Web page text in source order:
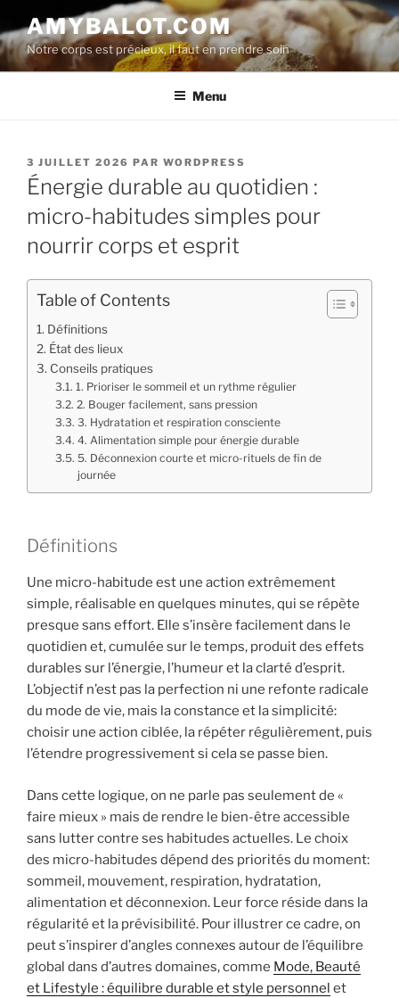
au
contenu
principal
AMYBALOT.COM
Notre corps est précieux, il faut en prendre soin
Menu
PUBLIÉ
LE
3 JUILLET 2026 PAR WORDPRESS
Énergie durable au quotidien :
micro-habitudes simples pour
nourrir corps et esprit
Table of Contents
Définitions
État des lieux
Conseils pratiques
1. Prioriser le sommeil et un rythme régulier
2. Bouger facilement, sans pression
3. Hydratation et respiration consciente
4. Alimentation simple pour énergie durable
5. Déconnexion courte et micro-rituels de fin de
journée
Définitions
Une micro-habitude est une action extrêmement
simple, réalisable en quelques minutes, qui se répète
presque sans effort. Elle s’insère facilement dans le
quotidien et, cumulée sur le temps, produit des effets
durables sur l’énergie, l’humeur et la clarté d’esprit.
L’objectif n’est pas la perfection ni une refonte radicale
du mode de vie, mais la constance et la simplicité:
choisir une action ciblée, la répéter régulièrement, puis
l’étendre progressivement si cela se passe bien.
Dans cette logique, on ne parle pas seulement de «
faire mieux » mais de rendre le bien-être accessible
sans lutter contre ses habitudes actuelles. Le choix
des micro-habitudes dépend des priorités du moment:
sommeil, mouvement, respiration, hydratation,
alimentation et déconnexion. Leur force réside dans la
régularité et la prévisibilité. Pour illustrer ce cadre, on
peut s’inspirer d’angles connexes autour de l’équilibre
global dans d’autres domaines, comme Mode, Beauté
et Lifestyle : équilibre durable et style personnel et